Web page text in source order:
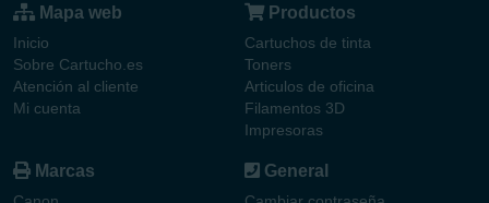
Mapa web
Inicio
Sobre Cartucho.es
Atención al cliente
Mi cuenta
Productos
Cartuchos de tinta
Toners
Articulos de oficina
Filamentos 3D
Impresoras
Marcas General